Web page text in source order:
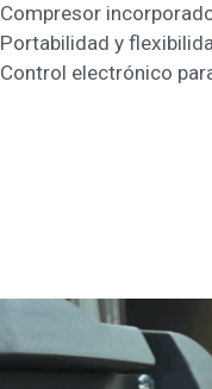
Compresor
Portabilidad y
Control electrónico